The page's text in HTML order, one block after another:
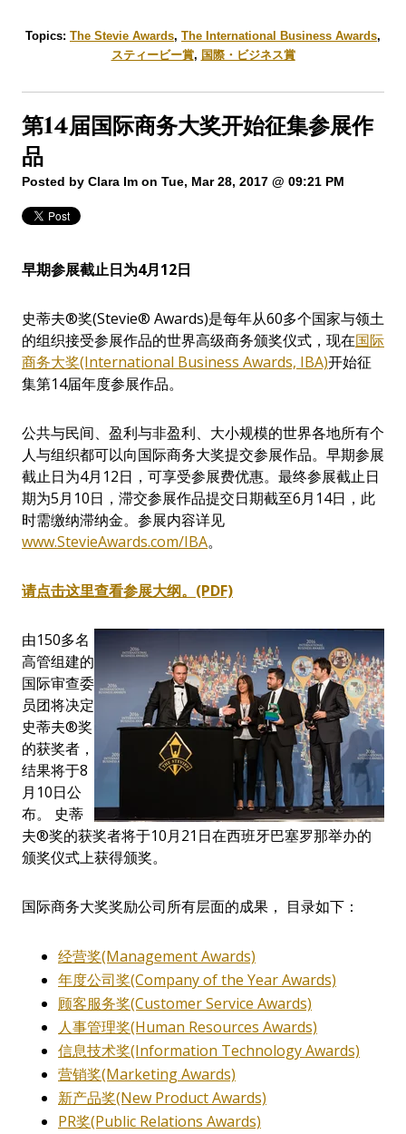
Topics: The Stevie Awards, The International Business Awards,
スティービー賞, 国際・ビジネス賞
第14届国际商务大奖开始征集参展作
品
Posted by Clara Im on Tue, Mar 28, 2017 @ 09:21 PM
早期参展截止日为4月12日
史蒂夫®奖(Stevie® Awards)是每年从60多个国家与领土
的组织接受参展作品的世界高级商务颁奖仪式，现在国际
商务大奖(International Business Awards, IBA)开始征
集第14届年度参展作品。
公共与民间、盈利与非盈利、大小规模的世界各地所有个
人与组织都可以向国际商务大奖提交参展作品。早期参展
截止日为4月12日，可享受参展费优惠。最终参展截止日
期为5月10日，滞交参展作品提交日期截至6月14日，此
时需缴纳滞纳金。参展内容详见
www.StevieAwards.com/IBA。
请点击这里查看参展大纲。 (PDF)
由150多名
高管组建的
国际审查委
员团将决定
史蒂夫®奖
的获奖者，
结果将于8
月10日公
布。 史蒂
夫®奖的获奖者将于10月21日在西班牙巴塞罗那举办的
颁奖仪式上获得颁奖。
国际商务大奖奖励公司所有层面的成果， 目录如下：
经营奖(Management Awards)
年度公司奖(Company of the Year Awards)
顾客服务奖(Customer Service Awards)
人事管理奖(Human Resources Awards)
信息技术奖(Information Technology Awards)
营销奖(Marketing Awards)
新产品奖(New Product Awards)
PR奖(Public Relations Awards)